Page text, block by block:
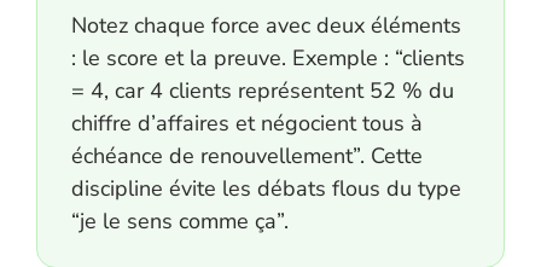
Notez chaque force avec deux éléments
: le score et la preuve. Exemple : “clients
= 4, car 4 clients représentent 52 % du
chiffre d’affaires et négocient tous à
échéance de renouvellement”. Cette
discipline évite les débats flous du type
“je le sens comme ça”.